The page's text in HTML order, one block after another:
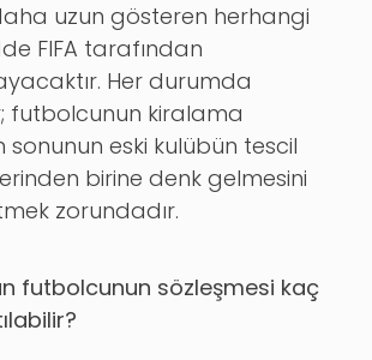
uzun gösteren herhangi
FIFA tarafından
Her durumda
futbolcunun kiralama
sonunun eski kulübün tescil
birine denk gelmesini
zorundadır.
futbolcunun sözleşmesi kaç